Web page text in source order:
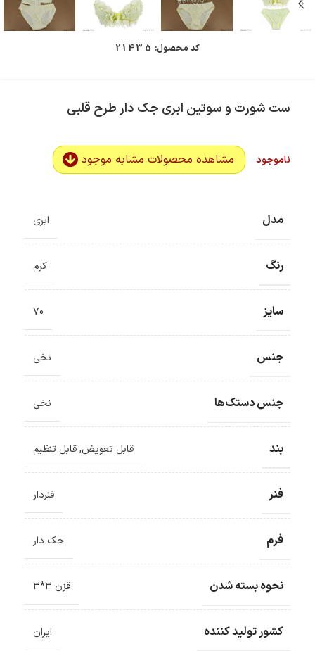
کد محصول: 21435
ست شورت و سوتین ابری جک دار طرح قلبی
ناموجود مشاهده محصولات مشابه موجود
مدل ابری
رنگ کرم
سایز 70
جنس نخی
جنس دستک‌ها نخی
بند قابل تعویض,قابل تنظیم
فنر فنردار
فرم جک دار
نحوه بسته شدن قزن 3*3
کشور تولید کننده ایران